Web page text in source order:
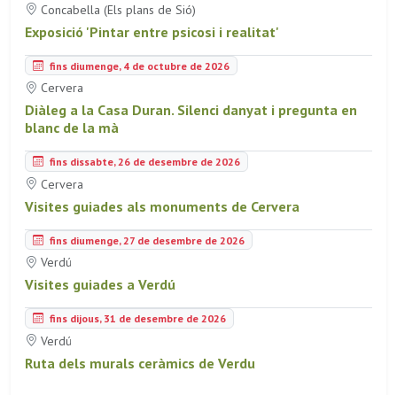
Concabella (Els plans de Sió)
Exposició 'Pintar entre psicosi i realitat'
fins diumenge, 4 de octubre de 2026
Cervera
Diàleg a la Casa Duran. Silenci danyat i pregunta en
blanc de la mà
fins dissabte, 26 de desembre de 2026
Cervera
Visites guiades als monuments de Cervera
fins diumenge, 27 de desembre de 2026
Verdú
Visites guiades a Verdú
fins dijous, 31 de desembre de 2026
Verdú
Ruta dels murals ceràmics de Verdu